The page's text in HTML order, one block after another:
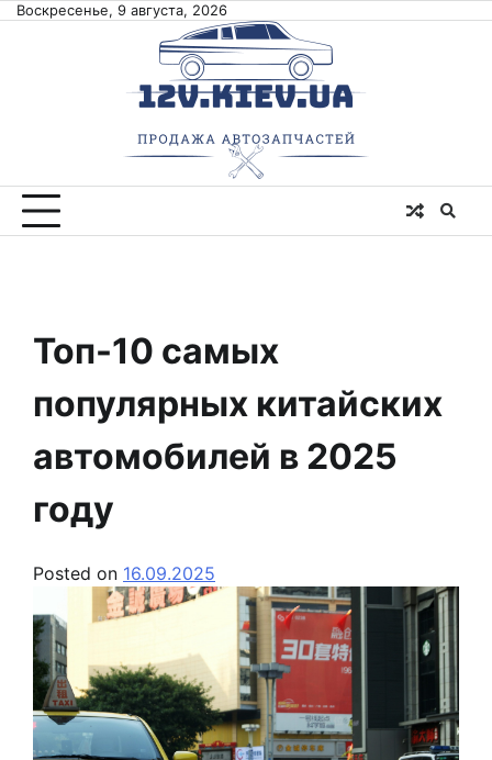
SkipВоскресенье, 9 августа, 2026
Топ-10 самых
популярных китайских
автомобилей в 2025
году
Posted on 16.09.2025